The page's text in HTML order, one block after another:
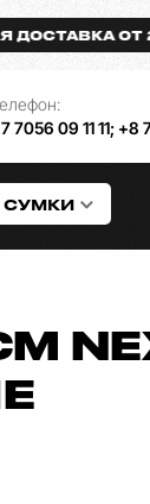
ОТ 25
7056 09 11 11; +8
СУМКИ